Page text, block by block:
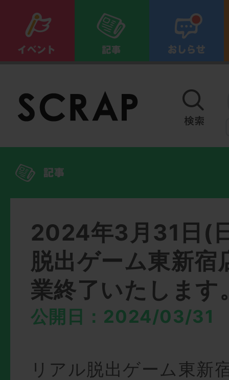
2024年3月31日(
脱出ゲーム東新宿
業終了いたします
公開日：2024/03/31
リアル脱出ゲーム東新